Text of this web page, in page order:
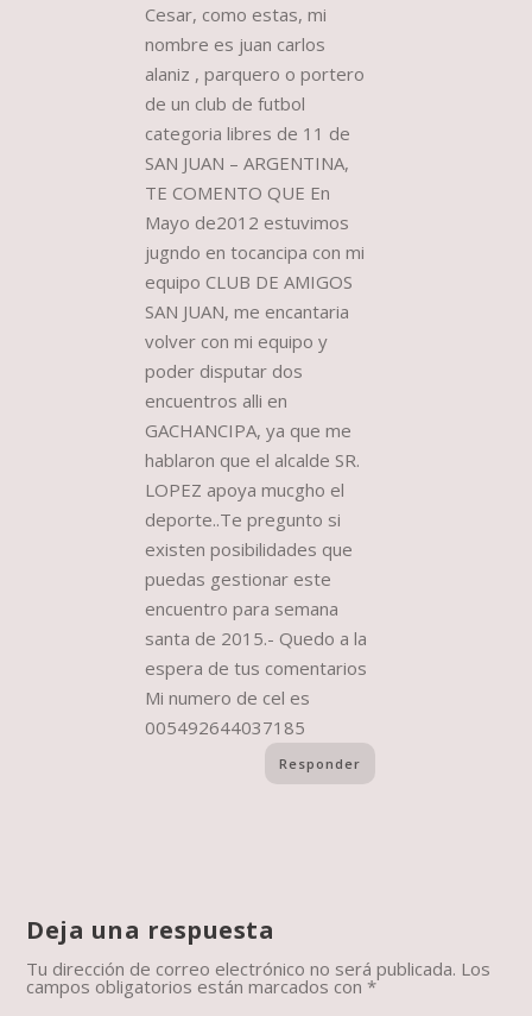
Cesar, como estas, mi
nombre es juan carlos
alaniz , parquero o portero
de un club de futbol
categoria libres de 11 de
SAN JUAN – ARGENTINA,
TE COMENTO QUE En
Mayo de2012 estuvimos
jugndo en tocancipa con mi
equipo CLUB DE AMIGOS
SAN JUAN, me encantaria
volver con mi equipo y
poder disputar dos
encuentros alli en
GACHANCIPA, ya que me
hablaron que el alcalde SR.
LOPEZ apoya mucgho el
deporte..Te pregunto si
existen posibilidades que
puedas gestionar este
encuentro para semana
santa de 2015.- Quedo a la
espera de tus comentarios
Mi numero de cel es
005492644037185
Responder
Deja una respuesta
Tu dirección de correo electrónico no será publicada. Los
campos obligatorios están marcados con*